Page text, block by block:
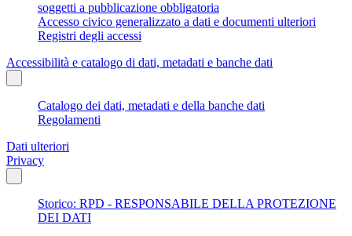
soggetti a pubblicazione obbligatoria
Accesso civico generalizzato a dati e documenti ulteriori
Registri degli accessi
Accessibilità e catalogo di dati, metadati e banche dati
Catalogo dei dati, metadati e della banche dati
Regolamenti
Dati ulteriori
Privacy
Storico: RPD - RESPONSABILE DELLA PROTEZIONE
DEI DATI